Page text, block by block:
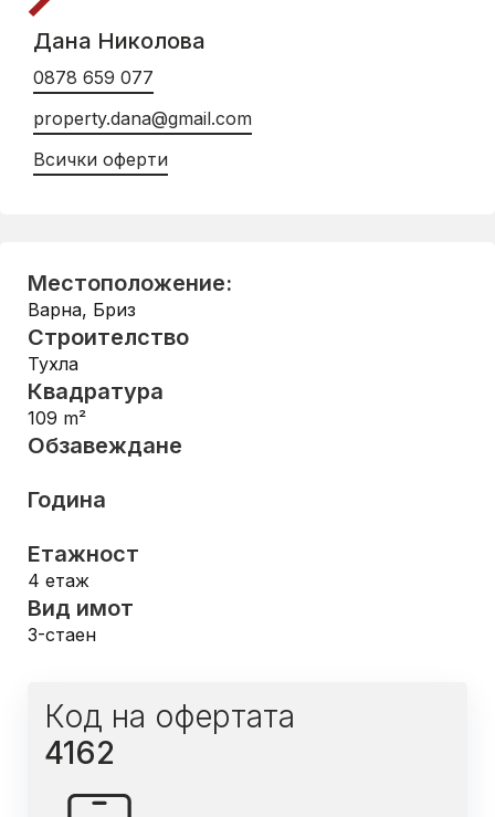
Дана Николова
0878 659 077
property.dana@gmail.com
Всички оферти
Местоположение:
Варна, Бриз
Строителство
Тухла
Квадратура
109 m²
Обзавеждане
Година
Етажност
4 етаж
Вид имот
3-стаен
Код на офертата
4162